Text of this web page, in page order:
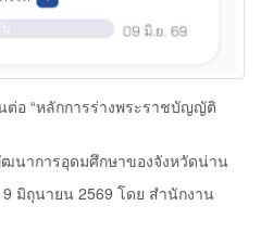
อ “หลักการร่างพระราชบัญญัติ
นาการอุดมศึกษาของจังหวัดน่าน
มิถุนายน 2569 โดย สำนักงาน